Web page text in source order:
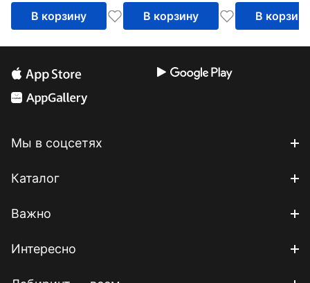
В корзину В корзину В корзину
Мы в соцсетях
Каталог
Важно
Интересно